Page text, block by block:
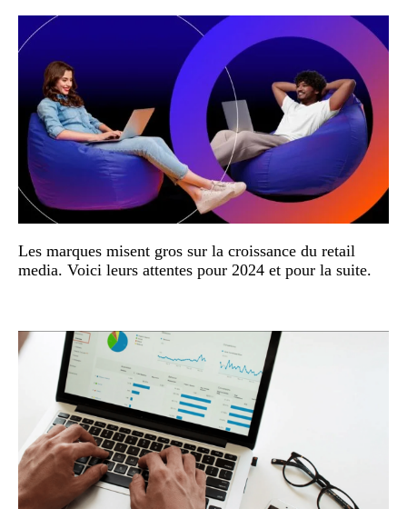
Les marques misent gros sur la croissance du retail
media. Voici leurs attentes pour 2024 et pour la suite.